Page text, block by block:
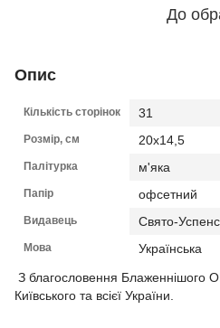
До
Опис
Кількість сторінок 31
Розмір, см 20х14,5
Палітурка м'яка
Папір офсетний
Видавець Свято-
Мова
Українська
З благословення Блаженнішого
Київського та всієї України.